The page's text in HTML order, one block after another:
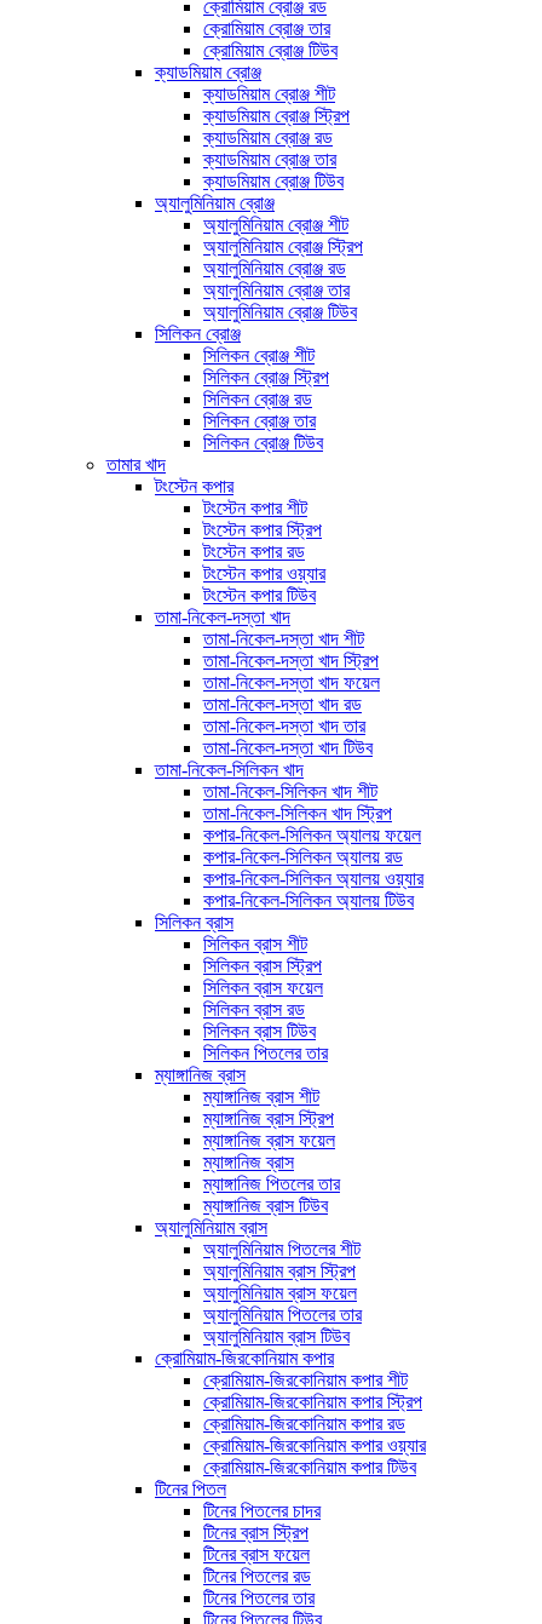
ক্রোমিয়াম ব্রোঞ্জ রড
ক্রোমিয়াম ব্রোঞ্জ তার
ক্রোমিয়াম ব্রোঞ্জ টিউব
ক্যাডমিয়াম ব্রোঞ্জ
ক্যাডমিয়াম ব্রোঞ্জ শীট
ক্যাডমিয়াম ব্রোঞ্জ স্ট্রিপ
ক্যাডমিয়াম ব্রোঞ্জ রড
ক্যাডমিয়াম ব্রোঞ্জ তার
ক্যাডমিয়াম ব্রোঞ্জ টিউব
অ্যালুমিনিয়াম ব্রোঞ্জ
অ্যালুমিনিয়াম ব্রোঞ্জ শীট
অ্যালুমিনিয়াম ব্রোঞ্জ স্ট্রিপ
অ্যালুমিনিয়াম ব্রোঞ্জ রড
অ্যালুমিনিয়াম ব্রোঞ্জ তার
অ্যালুমিনিয়াম ব্রোঞ্জ টিউব
সিলিকন ব্রোঞ্জ
সিলিকন ব্রোঞ্জ শীট
সিলিকন ব্রোঞ্জ স্ট্রিপ
সিলিকন ব্রোঞ্জ রড
সিলিকন ব্রোঞ্জ তার
সিলিকন ব্রোঞ্জ টিউব
তামার খাদ
টংস্টেন কপার
টংস্টেন কপার শীট
টংস্টেন কপার স্ট্রিপ
টংস্টেন কপার রড
টংস্টেন কপার ওয়্যার
টংস্টেন কপার টিউব
তামা-নিকেল-দস্তা খাদ
তামা-নিকেল-দস্তা খাদ শীট
তামা-নিকেল-দস্তা খাদ স্ট্রিপ
তামা-নিকেল-দস্তা খাদ ফয়েল
তামা-নিকেল-দস্তা খাদ রড
তামা-নিকেল-দস্তা খাদ তার
তামা-নিকেল-দস্তা খাদ টিউব
তামা-নিকেল-সিলিকন খাদ
তামা-নিকেল-সিলিকন খাদ শীট
তামা-নিকেল-সিলিকন খাদ স্ট্রিপ
কপার-নিকেল-সিলিকন অ্যালয় ফয়েল
কপার-নিকেল-সিলিকন অ্যালয় রড
কপার-নিকেল-সিলিকন অ্যালয় ওয়্যার
কপার-নিকেল-সিলিকন অ্যালয় টিউব
সিলিকন ব্রাস
সিলিকন ব্রাস শীট
সিলিকন ব্রাস স্ট্রিপ
সিলিকন ব্রাস ফয়েল
সিলিকন ব্রাস রড
সিলিকন ব্রাস টিউব
সিলিকন পিতলের তার
ম্যাঙ্গানিজ ব্রাস
ম্যাঙ্গানিজ ব্রাস শীট
ম্যাঙ্গানিজ ব্রাস স্ট্রিপ
ম্যাঙ্গানিজ ব্রাস ফয়েল
ম্যাঙ্গানিজ ব্রাস
ম্যাঙ্গানিজ পিতলের তার
ম্যাঙ্গানিজ ব্রাস টিউব
অ্যালুমিনিয়াম ব্রাস
অ্যালুমিনিয়াম পিতলের শীট
অ্যালুমিনিয়াম ব্রাস স্ট্রিপ
অ্যালুমিনিয়াম ব্রাস ফয়েল
অ্যালুমিনিয়াম পিতলের তার
অ্যালুমিনিয়াম ব্রাস টিউব
ক্রোমিয়াম-জিরকোনিয়াম কপার
ক্রোমিয়াম-জিরকোনিয়াম কপার শীট
ক্রোমিয়াম-জিরকোনিয়াম কপার স্ট্রিপ
ক্রোমিয়াম-জিরকোনিয়াম কপার রড
ক্রোমিয়াম-জিরকোনিয়াম কপার ওয়্যার
ক্রোমিয়াম-জিরকোনিয়াম কপার টিউব
টিনের পিতল
টিনের পিতলের চাদর
টিনের ব্রাস স্ট্রিপ
টিনের ব্রাস ফয়েল
টিনের পিতলের রড
টিনের পিতলের তার
টিনের পিতলের টিউব